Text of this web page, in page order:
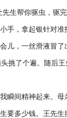
生帮你驱虫，驱
手，拿起银针对准
儿，一丝滑液冒
挑了个遍。随后
瞬间精神起来。母
要多少钱。王先生